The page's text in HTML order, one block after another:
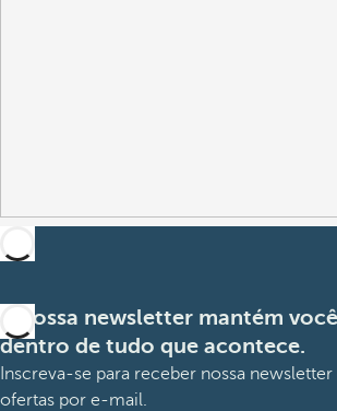
A nossa newsletter mantém
dentro de tudo que acontece.
Inscreva-se para receber nossa newsletter
ofertas por e-mail.